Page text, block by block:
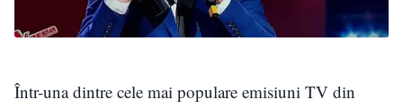
Într-una dintre cele mai populare emisiuni TV din